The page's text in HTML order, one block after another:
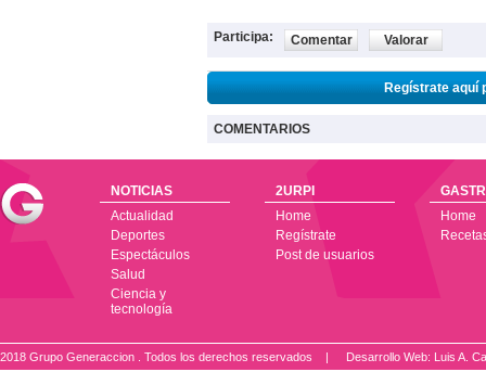
Participa: Comentar Valorar
Regístrate aquí
COMENTARIOS
NOTICIAS
Actualidad
Deportes
Espectáculos
Salud
Ciencia y
tecnología
2URPI
Home
Regístrate
Post de usuarios
Home
2018 Grupo Generaccion . Todos los derechos reservados | Desarrollo Web: Luis